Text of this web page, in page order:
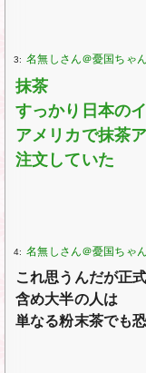
3:
抹茶
すっかり日本の
アメリカで抹茶
注文していた
4:
これ思うんだが正
含め大半の人は
単なる粉末茶でも